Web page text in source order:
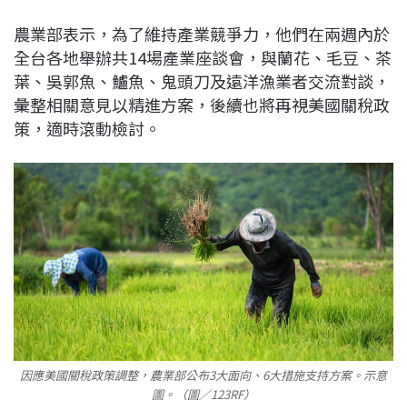
農業部表示，為了維持產業競爭力，他們在兩週內於
全台各地舉辦共14場產業座談會，與蘭花、毛豆、茶
葉、吳郭魚、鱸魚、鬼頭刀及遠洋漁業者交流對談，
彙整相關意見以精進方案，後續也將再視美國關稅政
策，適時滾動檢討。
因應美國關稅政策調整，農業部公布3大面向、6大措施支持方案。示意
圖。（圖／123RF）